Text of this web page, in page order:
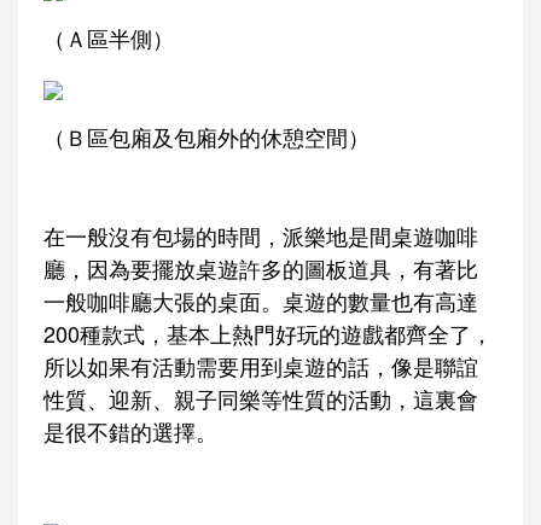
（Ａ區半側）
（Ｂ區包廂及包廂外的休憩空間）
在一般沒有包場的時間，派樂地是間桌遊咖啡
廳，因為要擺放桌遊許多的圖板道具，有著比
一般咖啡廳大張的桌面。桌遊的數量也有高達
200種款式，基本上熱門好玩的遊戲都齊全了，
所以如果有活動需要用到桌遊的話，像是聯誼
性質、迎新、親子同樂等性質的活動，這裏會
是很不錯的選擇。